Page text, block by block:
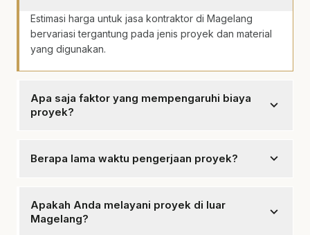
Estimasi harga untuk jasa kontraktor di Magelang
bervariasi tergantung pada jenis proyek dan material
yang digunakan.
Apa saja faktor yang mempengaruhi biaya
proyek?
expand_more
ukuran, jenis material, dan kompleksitas desain.
Berapa lama waktu pengerjaan proyek? expand_more
kompleksitasnya, biasanya mulai dari beberapa
minggu hingga beberapa bulan.
Apakah Anda melayani proyek di luar
Magelang?
expand_more